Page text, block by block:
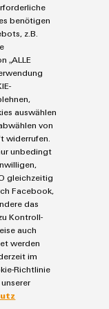
benötigen
z.B.
„ALLE
auswählen
von
widerrufen.
unbedingt
gleichzeitig
Facebook,
das
Kontroll-
auch
werden
im
Richtlinie